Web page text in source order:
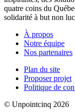
quatre coins du
solidarité à but non
À propos
Notre équipe
Nos partenaires
Plan du site
Proposer projet
Politique de
© Unpointcinq 2026